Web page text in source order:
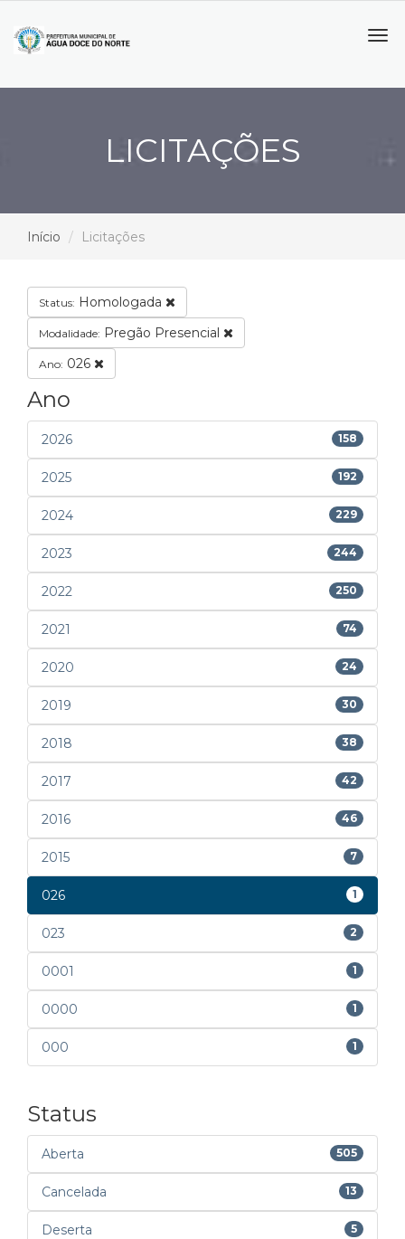
LICITAÇÕES
Início Licitações
Status: Homologada
Modalidade: Pregão Presencial
Ano: 026
Ano
2026 158
2025 192
2024 229
2023 244
2022 250
2021 74
2020 24
2019 30
2018 38
2017 42
2016 46
2015 7
026 1
023 2
0001 1
0000 1
000 1
Status
Aberta 505
Cancelada 13
Deserta 5